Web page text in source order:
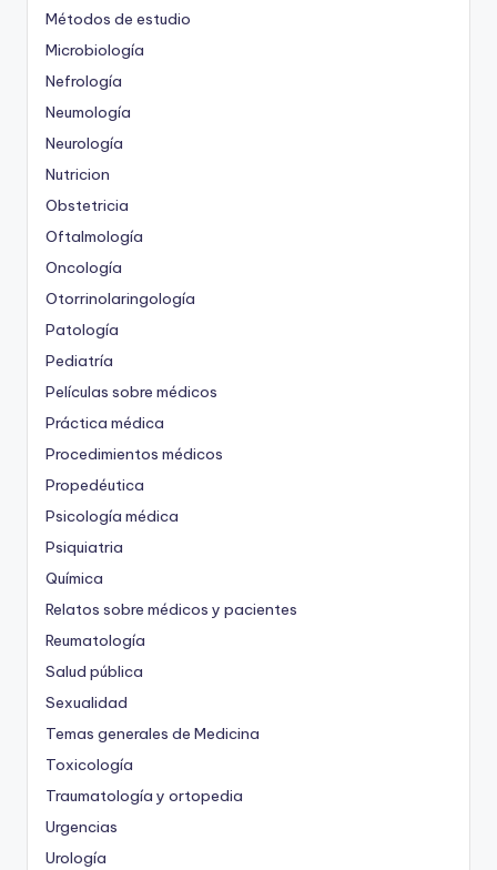
Métodos de estudio
Microbiología
Nefrología
Neumología
Neurología
Nutricion
Obstetricia
Oftalmología
Oncología
Otorrinolaringología
Patología
Pediatría
Películas sobre médicos
Práctica médica
Procedimientos médicos
Propedéutica
Psicología médica
Psiquiatria
Química
Relatos sobre médicos y pacientes
Reumatología
Salud pública
Sexualidad
Temas generales de Medicina
Toxicología
Traumatología y ortopedia
Urgencias
Urología